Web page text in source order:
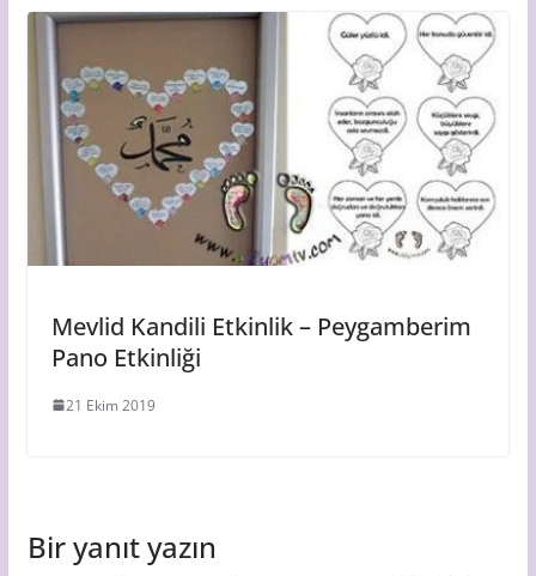
Mevlid Kandili Etkinlik – Peygamberim
Pano Etkinliği
21 Ekim 2019
Bir yanıt yazın